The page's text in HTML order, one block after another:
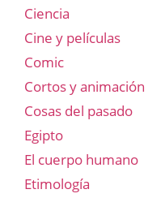
Ciencia
Cine y películas
Comic
Cortos y animación
Cosas del pasado
Egipto
El cuerpo humano
Etimología